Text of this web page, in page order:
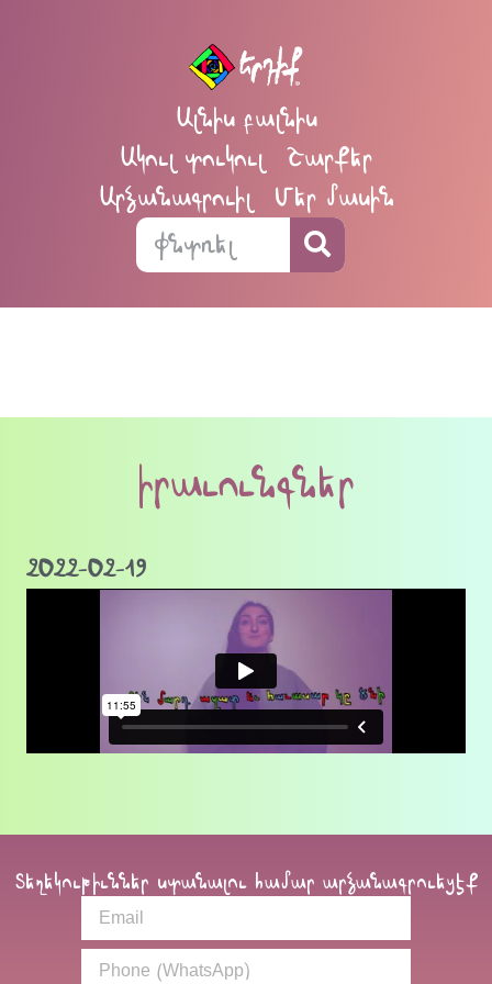
Ալնիս բալնիս
Ակուլ տուկուլ
Շարքեր
Արձանագրուիլ
Մեր մասին
իրաւունգներ
2022-02-19
Տեղեկութիւններ ստանալու համար արձանագրուեցէք